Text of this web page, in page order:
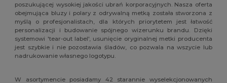
poszukującej wysokiej jakości ubrań korporacyjnych. Nasza oferta
obejmująca bluzy i polary z odrywalną metką została stworzona z
myślą o profesjonalistach, dla których priorytetem jest łatwość
personalizacji i budowanie spójnego wizerunku brandu. Dzięki
systemowi 'tear-out label', usunięcie oryginalnej metki producenta
jest szybkie i nie pozostawia śladów, co pozwala na wszycie lub
nadrukowanie własnego logotypu.
W asortymencie posiadamy 42 starannie wyselekcjonowanych